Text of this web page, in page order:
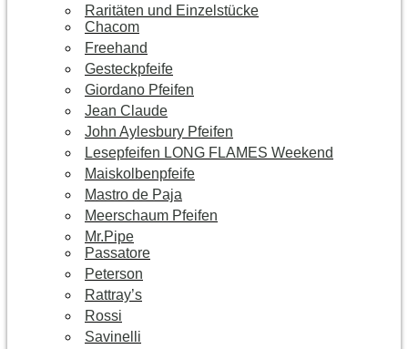
Raritäten und Einzelstücke
Chacom
Freehand
Gesteckpfeife
Giordano Pfeifen
Jean Claude
John Aylesbury Pfeifen
Lesepfeifen LONG FLAMES Weekend
Maiskolbenpfeife
Mastro de Paja
Meerschaum Pfeifen
Mr.Pipe
Passatore
Peterson
Rattray’s
Rossi
Savinelli